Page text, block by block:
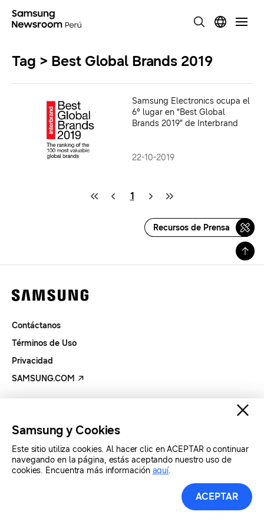
Tag > Best Global Brands 2019
Samsung Electronics ocupa el
6° lugar en “Best Global
Brands 2019” de Interbrand
22-10-2019
1
Recursos de Prensa
Contáctanos
Términos de Uso
Privacidad
SAMSUNG.COM
Samsung y Cookies
Este sitio utiliza cookies. Al hacer clic en ACEPTAR o continuar
navegando en la página, estás aceptando nuestro uso de
cookies. Encuentra más información aquí.
ACEPTAR